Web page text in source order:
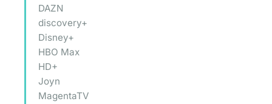
DAZN
discovery+
Disney+
HBO Max
HD+
Joyn
MagentaTV